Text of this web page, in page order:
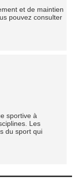
et de maintien
pouvez consulter
sportive à
Les
du sport qui